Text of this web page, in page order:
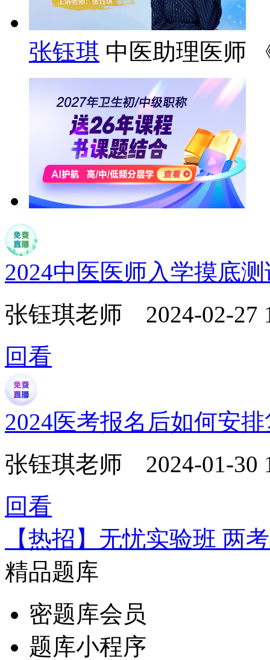
张钰琪 中医助理医师
2024中医医师入学摸底
张钰琪老师 2024-02-27
回看
2024医考报名后如何安
张钰琪老师 2024-01-30
回看
【热招】无忧实验班 两
精品题库
密题库会员
题库小程序